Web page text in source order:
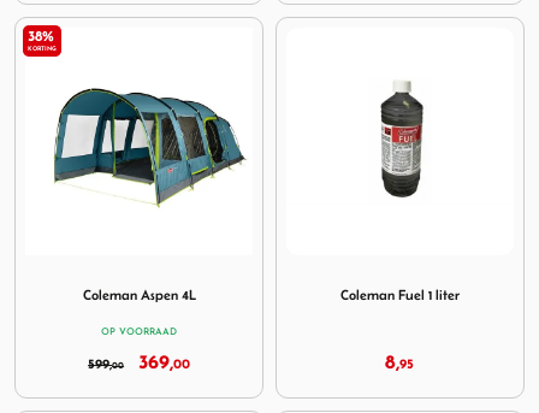
38%
KORTING
Coleman Aspen 4L
OP VOORRAAD
599,00 369,00
Coleman Fuel 1 liter
8,95